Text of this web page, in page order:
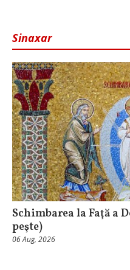
Sinaxar
Schimbarea la Faţă a
peşte)
06 Aug, 2026